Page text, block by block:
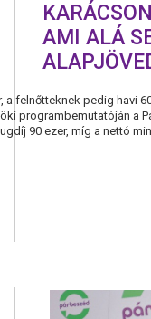
AMI ALÁ
a felnőtteknek pedig havi
programbemutatóján a
90 ezer, míg a nettó